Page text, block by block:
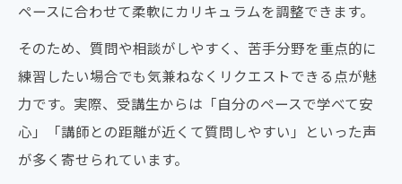
ペースに合わせて柔軟にカリキュラムを調整できます。
そのため、質問や相談がしやすく、苦手分野を重点的に
練習したい場合でも気兼ねなくリクエストできる点が魅
力です。実際、受講生からは「自分のペースで学べて安
心」「講師との距離が近くて質問しやすい」といった声
が多く寄せられています。